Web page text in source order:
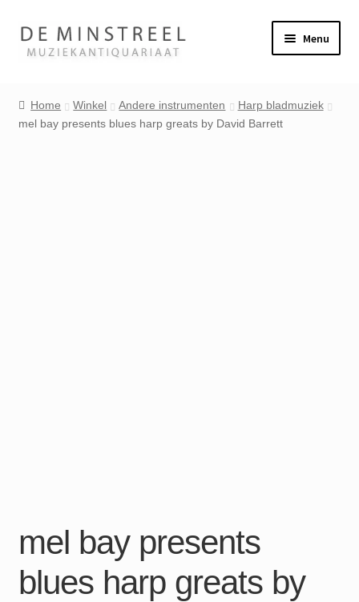
Ga
door
Ga
naar
Menu
Contact
Home Winkel Andere instrumenten
Harp bladmuziek
mel bay presents blues harp greats by David Barrett
mel bay presents
blues harp greats by